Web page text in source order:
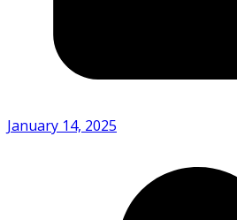
January 14, 2025